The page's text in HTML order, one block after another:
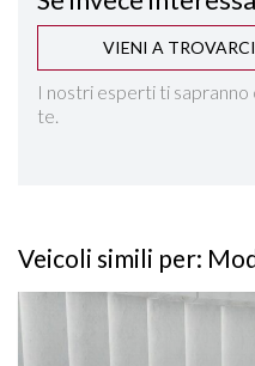
VIENI A
I nostri esperti ti sapranno
te.
Veicoli simili per:
Vedi dettagli